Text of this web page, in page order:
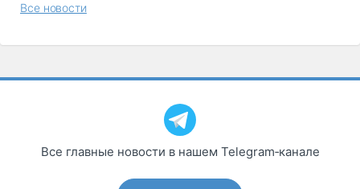
Все новости
Все главные новости в нашем Telegram‑канале